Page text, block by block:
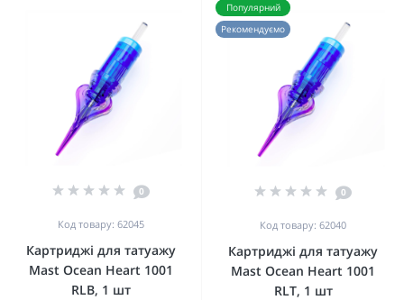
0
Код товару: 62045
Картриджі для татуажу
Mast Ocean Heart 1001
RLB, 1 шт
Популярний
Рекомендуємо
0
Код товару: 62040
Картриджі для татуажу
Mast Ocean Heart 1001
RLT, 1 шт